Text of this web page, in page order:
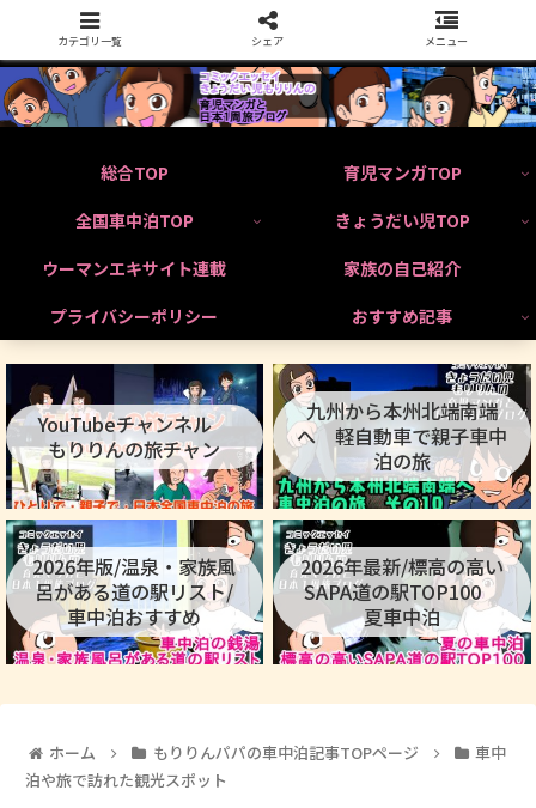
総合TOP
育児マンガTOP
全国車中泊TOP
きょうだい児TOP
ウーマンエキサイト連載
家族の自己紹介
プライバシーポリシー
おすすめ記事
YouTubeチャンネル
もりりんの旅チャン
九州から本州北端南端
へ 軽自動車で親子車中
泊の旅
2026年版/温泉・家族風
呂がある道の駅リスト/
車中泊おすすめ
2026年最新/標高の高い
SAPA道の駅TOP100
夏車中泊
ホーム もりりんパパの車中泊記事TOPページ
車中
泊や旅で訪れた観光スポット
カテゴリ一覧 シェア メニュー